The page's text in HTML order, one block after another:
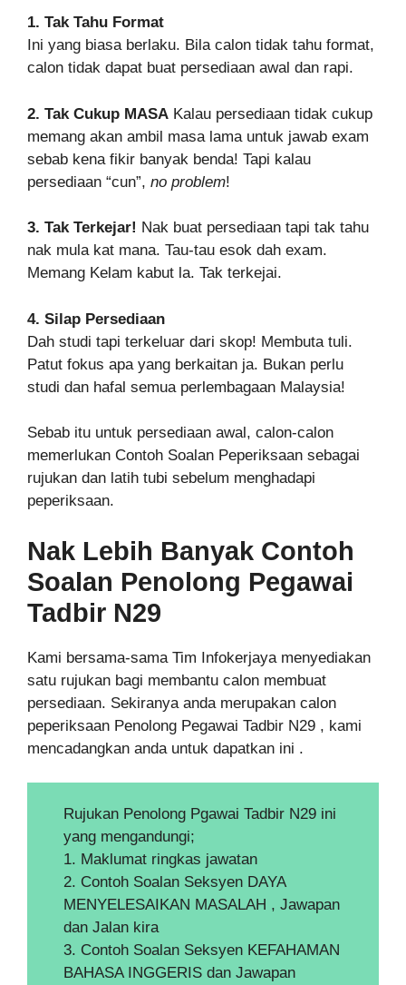
1. Tak Tahu Format
Ini yang biasa berlaku. Bila calon tidak tahu format,
calon tidak dapat buat persediaan awal dan rapi.
2. Tak Cukup MASA Kalau persediaan tidak cukup
memang akan ambil masa lama untuk jawab exam
sebab kena fikir banyak benda! Tapi kalau
persediaan “cun”, no problem!
3. Tak Terkejar! Nak buat persediaan tapi tak tahu
nak mula kat mana. Tau-tau esok dah exam.
Memang Kelam kabut la. Tak terkejai.
4. Silap Persediaan
Dah studi tapi terkeluar dari skop! Membuta tuli.
Patut fokus apa yang berkaitan ja. Bukan perlu
studi dan hafal semua perlembagaan Malaysia!
Sebab itu untuk persediaan awal, calon-calon
memerlukan Contoh Soalan Peperiksaan sebagai
rujukan dan latih tubi sebelum menghadapi
peperiksaan.
Nak Lebih Banyak Contoh
Soalan Penolong Pegawai
Tadbir N29
Kami bersama-sama Tim Infokerjaya menyediakan
satu rujukan bagi membantu calon membuat
persediaan. Sekiranya anda merupakan calon
peperiksaan Penolong Pegawai Tadbir N29 , kami
mencadangkan anda untuk dapatkan ini .
Rujukan Penolong Pgawai Tadbir N29 ini
yang mengandungi;
1. Maklumat ringkas jawatan
2. Contoh Soalan Seksyen DAYA
MENYELESAIKAN MASALAH , Jawapan
dan Jalan kira
3. Contoh Soalan Seksyen KEFAHAMAN
BAHASA INGGERIS dan Jawapan